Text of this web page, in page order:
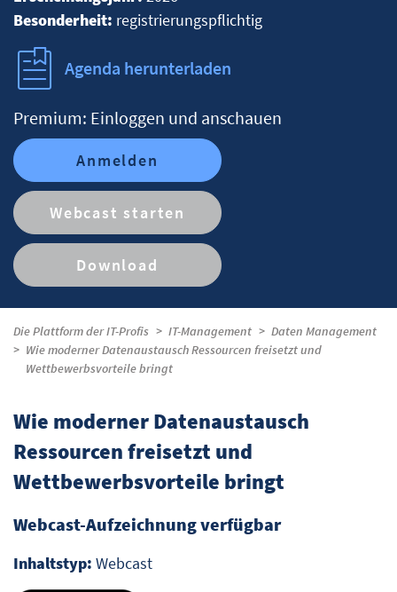
Besonderheit: registrierungspflichtig
Agenda herunterladen
Premium: Einloggen und anschauen
Anmelden
Webcast starten
Download
Die Plattform der IT-Profis IT-Management
Daten Management
Wie moderner Datenaustausch Ressourcen freisetzt und
Wettbewerbsvorteile bringt
Wie moderner Datenaustausch
Ressourcen freisetzt und
Wettbewerbsvorteile bringt
Webcast-Aufzeichnung verfügbar
Inhaltstyp: Webcast